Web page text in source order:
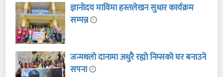
ज्ञानोदय माविमा हस्तलेखन सुधार कार्यक्रम
सम्पन्न
जन्मथलो दानामा अधुरै रह्यो निम्सको घर बनाउने
सपना